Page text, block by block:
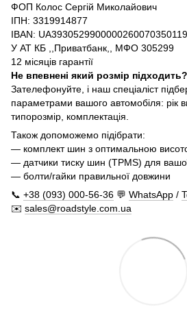
ФОП Колос Сергій Миколайович
ІПН: 3319914877
IBAN:
У АТ КБ ,,Приватбанк,, МФО 305299
12 місяців гарантії
Не впевнені який розмір підходить?
Зателефонуйте, і наш спеціаліст
параметрами вашого автомобіля: рік
типорозмір, комплектація.
Також допоможемо підібрати:
— комплект шин з оптимальною
— датчики тиску шин (TPMS) для
— болти/гайки правильної довжини
📞 +38 (093) 000-56-36 💬 WhatsApp /
✉️ sales@roadstyle.com.ua